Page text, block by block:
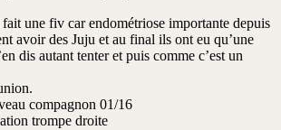
une fiv car endométriose importante depuis
avoir des Juju et au final ils ont eu qu’une
dis autant tenter et puis comme c’est un
compagnon 01/16
trompe droite